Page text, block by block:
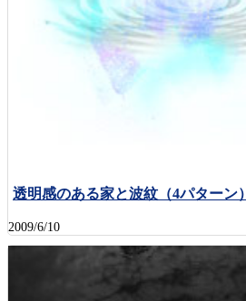
透明感のある家と波紋（4パターン）
2009/6/10